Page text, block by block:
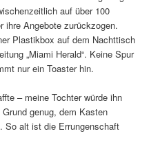
auf über 100
ihre Angebote zurückzogen.
Plastikbox auf dem Nachttisch
„Miami Herald“. Keine Spur
nur ein Toaster hin.
– meine Tochter würde ihn
genug, dem Kasten
So alt ist die Errungenschaft